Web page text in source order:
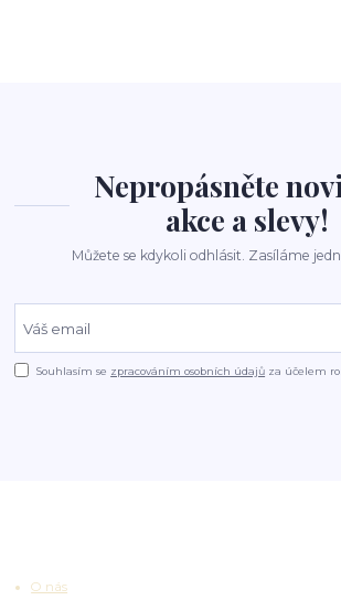
Nepropásněte
akce a slevy!
Můžete se kdykoli odhlásit. Zasíláme
Souhlasím se zpracováním osobních údajů za účelem
O nás